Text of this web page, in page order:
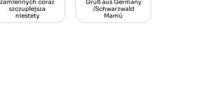
propagační vůni do
auta. Rychlé
dodání.